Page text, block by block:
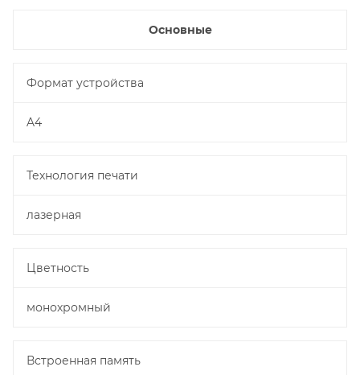
Основные
Формат устройства
A4
Технология печати
лазерная
Цветность
монохромный
Встроенная память